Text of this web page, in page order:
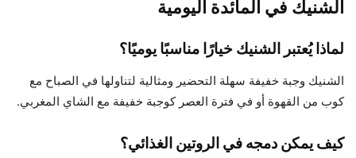
الشنيك في المائدة اليومية
لماذا يُعتبر الشنيك خيارًا مناسبًا يوميًا؟
الشنيك وجبة خفيفة سهلة التحضير ومثالية لتناولها في الصباح مع
كوب من القهوة أو في فترة العصر كوجبة خفيفة مع الشاي المغربي.
كيف يمكن دمجه في الروتين الغذائي؟